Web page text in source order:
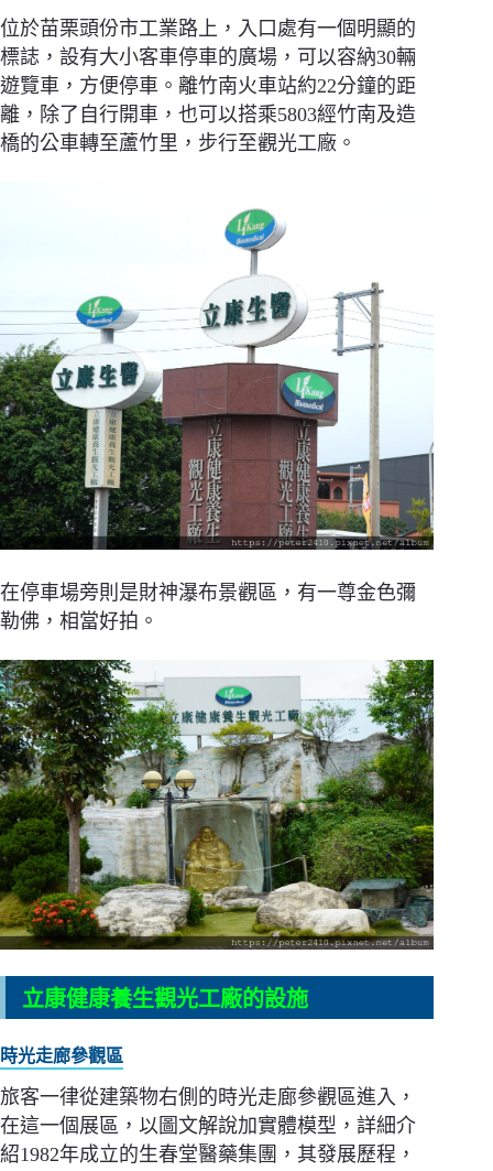
位於苗栗頭份市工業路上，入口處有一個明顯的
標誌，設有大小客車停車的廣場，可以容納30輛
遊覽車，方便停車。離竹南火車站約22分鐘的距
離，除了自行開車，也可以搭乘5803經竹南及造
橋的公車轉至蘆竹里，步行至觀光工廠。
在停車場旁則是財神瀑布景觀區，有一尊金色彌
勒佛，相當好拍。
立康健康養生觀光工廠的設施
時光走廊參觀區
旅客一律從建築物右側的時光走廊參觀區進入，
在這一個展區，以圖文解說加實體模型，詳細介
紹1982年成立的生春堂醫藥集團，其發展歷程，